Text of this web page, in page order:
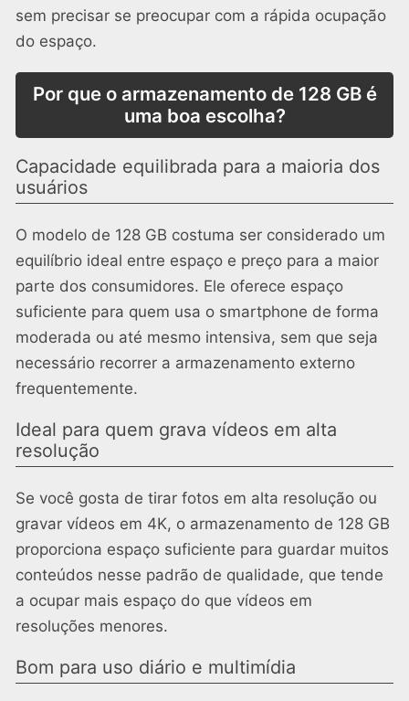
sem precisar se preocupar com a rápida ocupação
do espaço.
Por que o armazenamento de 128 GB é
uma boa escolha?
Capacidade equilibrada para a maioria dos
usuários
O modelo de 128 GB costuma ser considerado um
equilíbrio ideal entre espaço e preço para a maior
parte dos consumidores. Ele oferece espaço
suficiente para quem usa o smartphone de forma
moderada ou até mesmo intensiva, sem que seja
necessário recorrer a armazenamento externo
frequentemente.
Ideal para quem grava vídeos em alta
resolução
Se você gosta de tirar fotos em alta resolução ou
gravar vídeos em 4K, o armazenamento de 128 GB
proporciona espaço suficiente para guardar muitos
conteúdos nesse padrão de qualidade, que tende
a ocupar mais espaço do que vídeos em
resoluções menores.
Bom para uso diário e multimídia